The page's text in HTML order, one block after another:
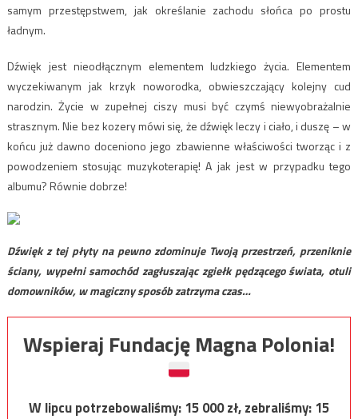
samym przestępstwem, jak określanie zachodu słońca po prostu
ładnym.
Dźwięk jest nieodłącznym elementem ludzkiego życia. Elementem
wyczekiwanym jak krzyk noworodka, obwieszczający kolejny cud
narodzin. Życie w zupełnej ciszy musi być czymś niewyobrażalnie
strasznym. Nie bez kozery mówi się, że dźwięk leczy i ciało, i duszę – w
końcu już dawno doceniono jego zbawienne właściwości tworząc i z
powodzeniem stosując muzykoterapię! A jak jest w przypadku tego
albumu? Równie dobrze!
Dźwięk z tej płyty na pewno zdominuje Twoją przestrzeń, przeniknie
ściany, wypełni samochód zagłuszając zgiełk pędzącego świata, otuli
domowników, w magiczny sposób zatrzyma czas…
Wspieraj Fundację Magna Polonia!
W lipcu potrzebowaliśmy:15 000zł, zebraliśmy:15